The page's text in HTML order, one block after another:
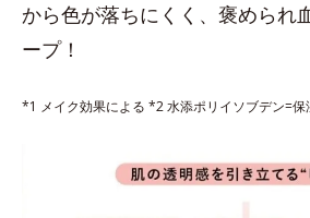
から色が落ちにくく、褒められ
ープ！
*1 メイク効果による *2 水添ポリイソブデン=保